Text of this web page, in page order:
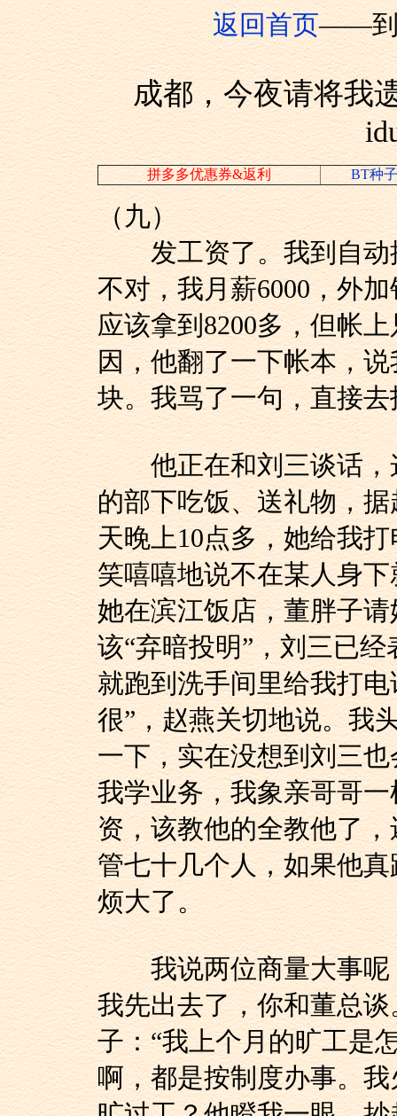
返回首页——到
成都，今夜请将
拼多多优惠券&返利 BT种
（九）
发工资了。我到自动
不对，我月薪6000，外
应该拿到8200多，但帐
因，他翻了一下帐本，
块。我骂了一句，直接
他正在和刘三谈话，
的部下吃饭、送礼物，
天晚上10点多，她给我
笑嘻嘻地说不在某人身
她在滨江饭店，董胖子
该“弃暗投明”，刘三已
就跑到洗手间里给我打
很”，赵燕关切地说。我
一下，实在没想到刘三
我学业务，我象亲哥哥
资，该教他的全教他了
管七十几个人，如果他
烦大了。
我说两位商量大事呢
我先出去了，你和董总
子：“我上个月的旷工是
啊，都是按制度办事。